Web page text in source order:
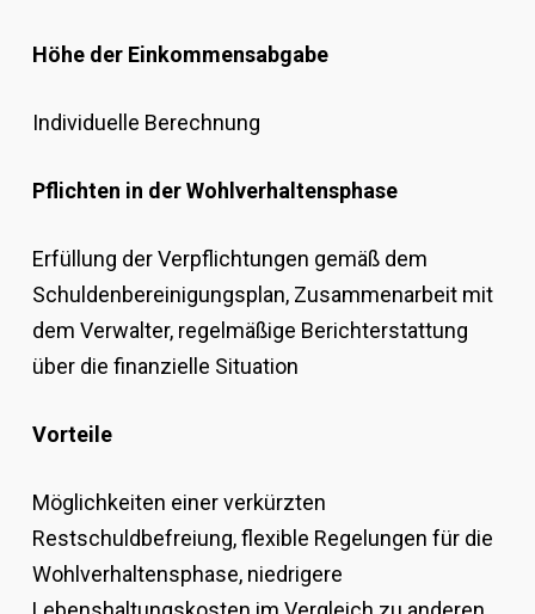
Höhe der Einkommensabgabe
Individuelle Berechnung
Pflichten in der Wohlverhaltensphase
Erfüllung der Verpflichtungen gemäß dem
Schuldenbereinigungsplan, Zusammenarbeit mit
dem Verwalter, regelmäßige Berichterstattung
über die finanzielle Situation
Vorteile
Möglichkeiten einer verkürzten
Restschuldbefreiung, flexible Regelungen für die
Wohlverhaltensphase, niedrigere